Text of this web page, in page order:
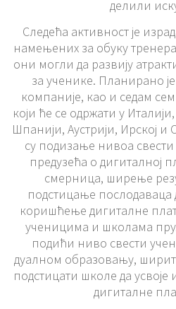
делили
Следећа активност је
намењених за обуку
они могли да развију
за ученике. Планирано
компаније, као и седам
који ће се одржати у
Шпанији, Аустрији, Ирској
су подизање нивоа
предузећа о дигиталној
смерница, ширење
подстицање послодаваца
коришћење дигиталне
ученицима и школама
подићи ниво свести
дуалном образовању,
подстицати школе да
дигиталне